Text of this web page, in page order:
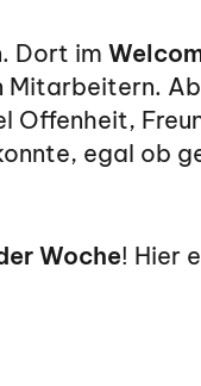
Dort im
egal ob
Woche! Hier